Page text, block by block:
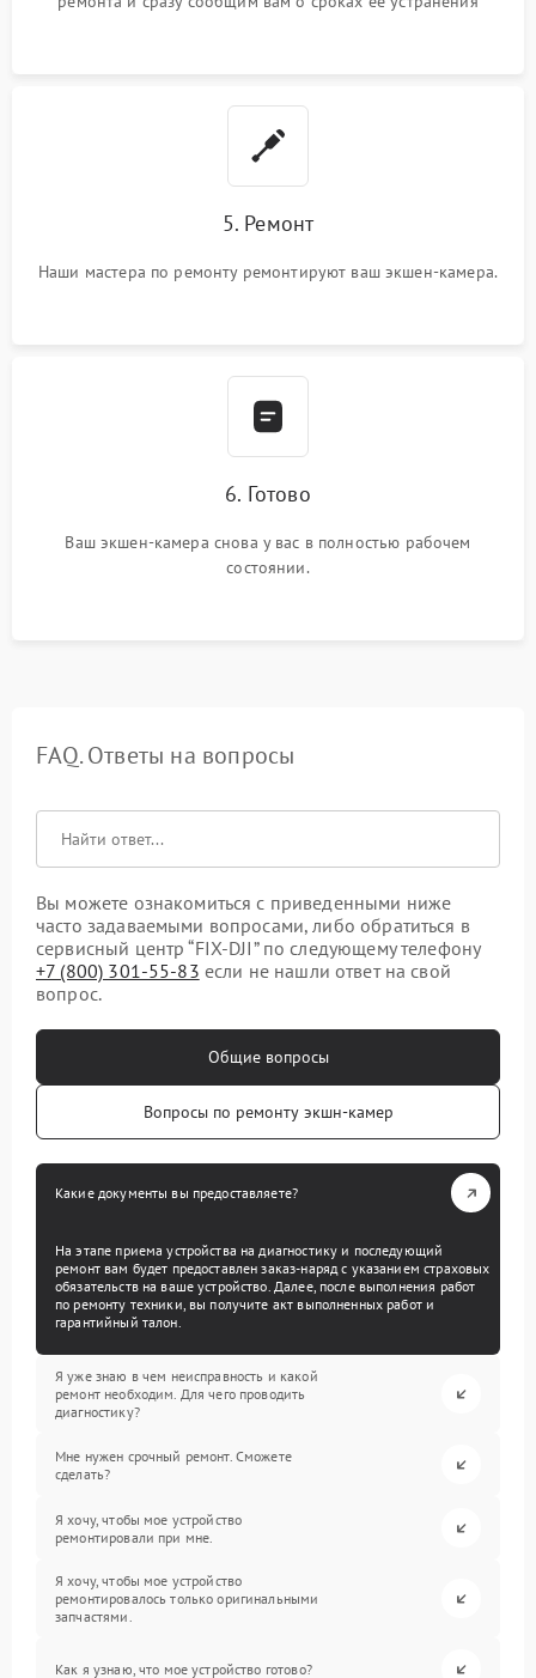
5. Ремонт
Наши мастера по ремонту ремонтируют ваш экшен-камера.
6. Готово
Ваш экшен-камера снова у вас в полностью рабочем
состоянии.
FAQ. Ответы на вопросы
Вы можете ознакомиться с приведенными ниже
часто задаваемыми вопросами, либо обратиться в
сервисный центр “FIX-DJI” по следующему телефону
+7 (800) 301-55-83 если не нашли ответ на свой
вопрос.
Общие вопросы
Вопросы по ремонту экшн-камер
Какие документы вы предоставляете?
На этапе приема устройства на диагностику и последующий
ремонт вам будет предоставлен заказ-наряд с указанием страховых
обязательств на ваше устройство. Далее, после выполнения работ
по ремонту техники, вы получите акт выполненных работ и
гарантийный талон.
Я уже знаю в чем неисправность и какой
ремонт необходим. Для чего проводить
диагностику?
Мне нужен срочный ремонт. Сможете
сделать?
Я хочу, чтобы мое устройство
ремонтировали при мне.
Я хочу, чтобы мое устройство
ремонтировалось только оригинальными
запчастями.
Как я узнаю, что мое устройство готово?